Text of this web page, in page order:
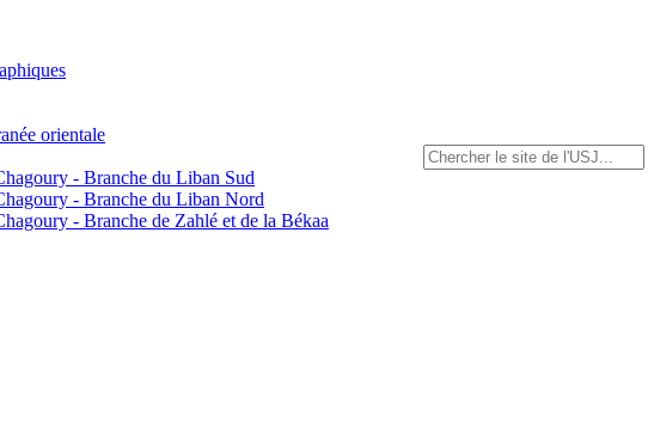
orientale
- Branche du Liban Sud
- Branche du Liban Nord
- Branche de Zahlé et de la Békaa